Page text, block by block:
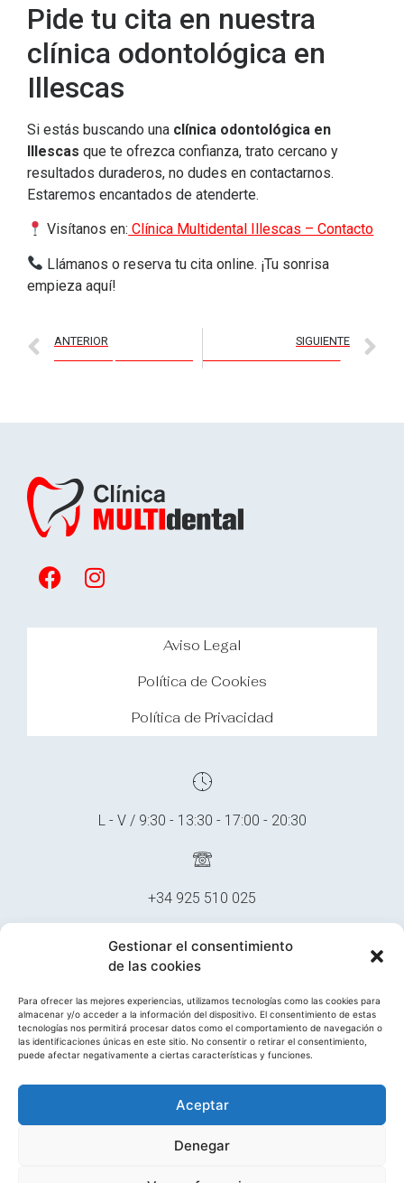
Gestionar el consentimiento
de las cookies
Para ofrecer las mejores experiencias, utilizamos tecnologías como las cookies para
almacenar y/o acceder a la información del dispositivo. El consentimiento de estas
tecnologías nos permitirá procesar datos como el comportamiento de navegación o
las identificaciones únicas en este sitio. No consentir o retirar el consentimiento,
puede afectar negativamente a ciertas características y funciones.
Aceptar
Denegar
Pide tu cita en nuestra
clínica odontológica en
Illescas
Si estás buscando una clínica odontológica en
Illescas que te ofrezca confianza, trato cercano y
resultados duraderos, no dudes en contactarnos.
Estaremos encantados de atenderte.
Visítanos en: Clínica Multidental Illescas – Contacto
Llámanos o reserva tu cita online. ¡Tu sonrisa
empieza aquí!
ANTERIOR SIGUIENTE
Aviso Legal
Política de Cookies
Política de Privacidad
L - V / 9:30 - 13:30 - 17:00 - 20:30
+34 925 510 025
multidentalclinica@gmail.com
Francisco Guzmán, 23, 45200, Illescas, Toledo
© 2022 Clínica Multidental Illescas, All Rights Reserved /